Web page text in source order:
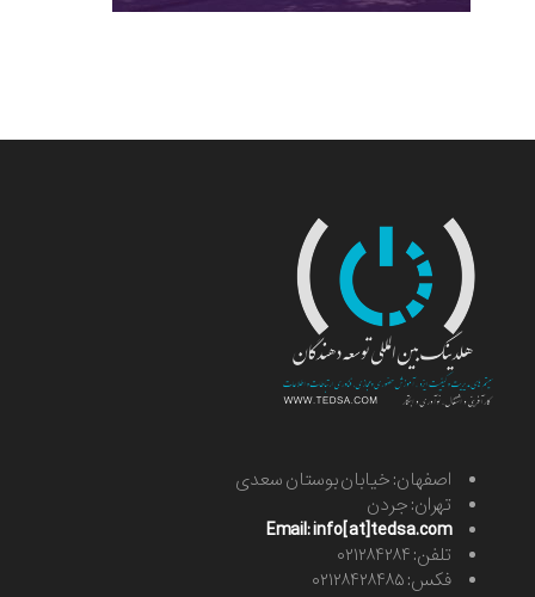
اصفهان: خیابان بوستان سعدی
تهران: جردن
Email: info[at]tedsa.com
تلفن: ۰۲۱۲۸۴۲۸۴
فکس: ۰۲۱۲۸۴۲۸۴۸۵